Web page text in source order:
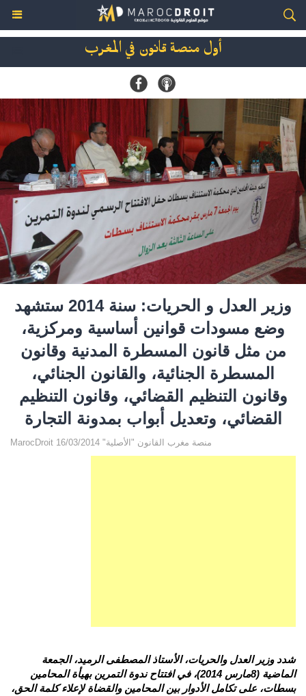
أول منصة قانون في المغرب
وزير العدل و الحريات: سنة 2014 ستشهد
وضع مسودات قوانين أساسية ومركزية،
من مثل قانون المسطرة المدنية وقانون
المسطرة الجنائية، والقانون الجنائي،
وقانون التنظيم القضائي، وقانون التنظيم
القضائي، وتعديل أبواب بمدونة التجارة
MarocDroit منصة مغرب القانون "الأصلية" 16/03/2014
شدد وزير العدل والحريات، الأستاذ المصطفى الرميد، الجمعة
الماضية (8مارس 2014)، في افتتاح ندوة التمرين بهيأة المحامين
بسطات، على تكامل الأدوار بين المحامين والقضاة لإعلاء كلمة الحق،